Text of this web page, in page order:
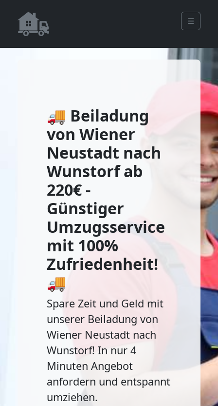
☰
🚚 Beiladung
von Wiener
Neustadt nach
Wunstorf ab
220€ -
Günstiger
Umzugsservice
mit 100%
Zufriedenheit!
🚚
Spare Zeit und Geld mit
unserer Beiladung von
Wiener Neustadt nach
Wunstorf! In nur 4
Minuten Angebot
anfordern und entspannt
umziehen.